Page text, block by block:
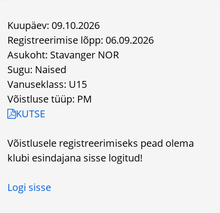
Kuupäev: 09.10.2026
Registreerimise lõpp: 06.09.2026
Asukoht: Stavanger NOR
Sugu: Naised
Vanuseklass: U15
Võistluse tüüp: PM
KUTSE
Võistlusele registreerimiseks pead olema
klubi esindajana sisse logitud!
Logi sisse